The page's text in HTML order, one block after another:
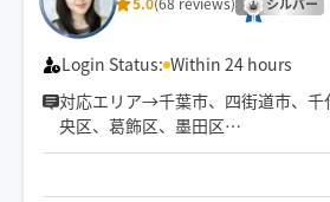
Login Status: Within 24 hours
対応エリア→千葉市、四街道市、千
央区、葛飾区、墨田区
その他のエリアやご希望の日時が
できる場合もありますのでチャッ